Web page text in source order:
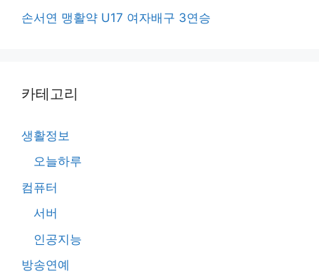
손서연 맹활약 U17 여자배구 3연승
카테고리
생활정보
오늘하루
컴퓨터
서버
인공지능
방송연예